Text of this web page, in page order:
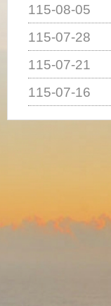
115-08-05
115-07-28
115-07-21
115-07-16